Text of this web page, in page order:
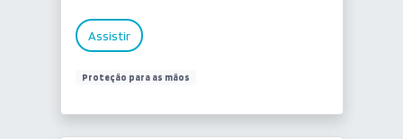
Assistir
Proteção para as mãos